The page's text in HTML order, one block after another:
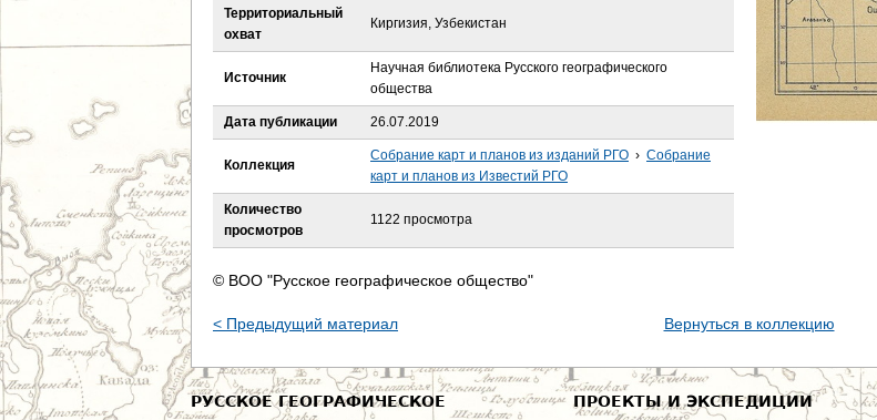
Территориальный
охват
Киргизия, Узбекистан
Источник
Научная библиотека Русского географического
общества
Дата публикации 26.07.2019
Коллекция
Собрание карт и планов из изданий РГО › Собрание
карт и планов из Известий РГО
Количество
просмотров
1122 просмотра
© ВОО "Русское географическое общество"
< Предыдущий материал Вернуться в коллекцию
РУССКОЕ ГЕОГРАФИЧЕСКОЕ ПРОЕКТЫ И ЭКСПЕДИЦИИ